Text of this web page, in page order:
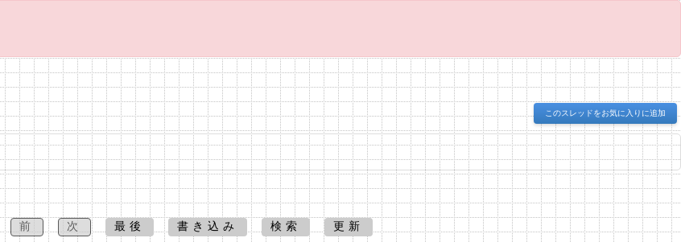
このスレッドをお気に入りに追加
前 次 最後 書き込み 検索 更新